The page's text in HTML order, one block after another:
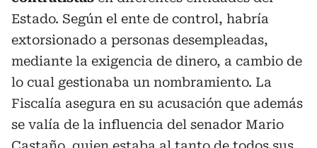
Estado. Según el ente de control, habría
extorsionado a personas desempleadas,
mediante la exigencia de dinero, a cambio de
lo cual gestionaba un nombramiento. La
Fiscalía asegura en su acusación que además
se valía de la influencia del senador Mario